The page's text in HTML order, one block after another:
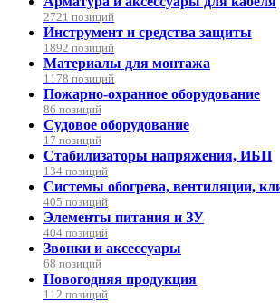
2721 позиций
Инструмент и средства защиты
1892 позиций
Материалы для монтажа
1178 позиций
Пожарно-охранное оборудование
86 позиций
Судовое оборудование
17 позиций
Стабилизаторы напряжения, ИБП
134 позиций
Системы обогрева, вентиляции,
405 позиций
Элементы питания и ЗУ
404 позиций
Звонки и аксессуары
68 позиций
Новогодняя продукция
112 позиций